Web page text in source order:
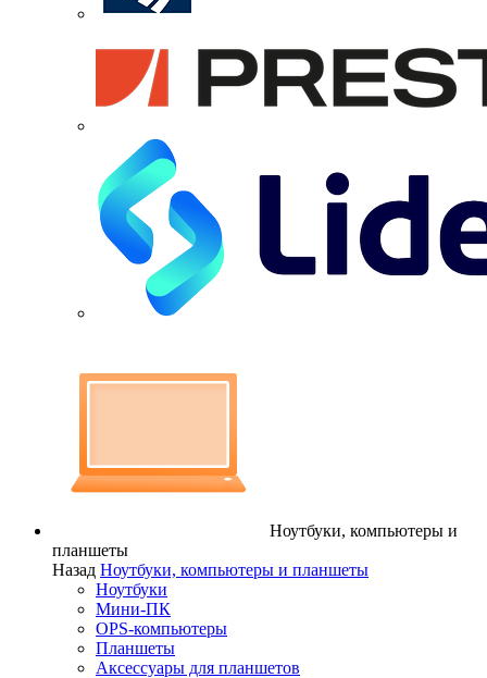
Ноутбуки, компьютеры и
планшеты
Назад Ноутбуки, компьютеры и планшеты
Ноутбуки
Мини-ПК
OPS-компьютеры
Планшеты
Аксессуары для планшетов